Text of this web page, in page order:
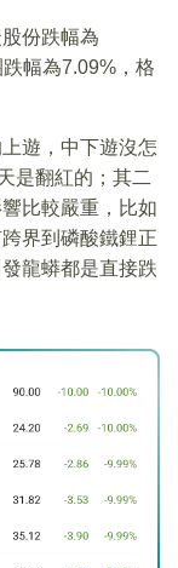
份跌幅為
幅為7.09%，格
遊，中下遊沒怎
是翻紅的；其二
比較嚴重，比如
界到磷酸鐵鋰正
龍蟒都是直接跌